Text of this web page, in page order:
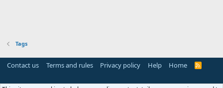
Tags
Contact us Terms and rules Privacy policy Help Home
R